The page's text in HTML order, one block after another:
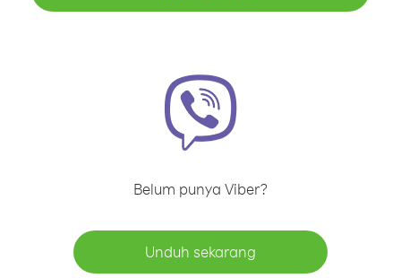
Belum punya Viber?
Unduh sekarang